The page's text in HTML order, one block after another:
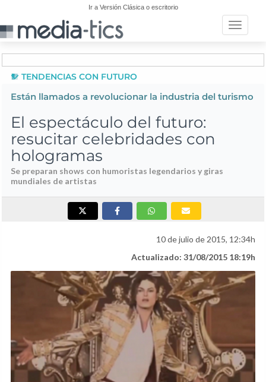
Ir a Versión Clásica o escritorio
Toggle
TENDENCIAS CON FUTURO
Están llamados a revolucionar la industria del turismo
El espectáculo del futuro:
resucitar celebridades con
hologramas
Se preparan shows con humoristas legendarios y giras
mundiales de artistas
10 de julio de 2015, 12:34h
Actualizado: 31/08/2015 18:19h